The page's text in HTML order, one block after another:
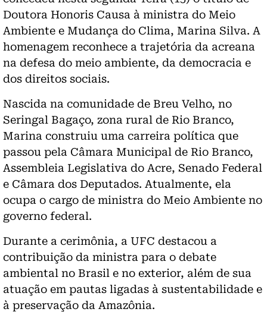
Doutora Honoris Causa à ministra do Meio
Ambiente e Mudança do Clima, Marina Silva. A
homenagem reconhece a trajetória da acreana
na defesa do meio ambiente, da democracia e
dos direitos sociais.
Nascida na comunidade de Breu Velho, no
Seringal Bagaço, zona rural de Rio Branco,
Marina construiu uma carreira política que
passou pela Câmara Municipal de Rio Branco,
Assembleia Legislativa do Acre, Senado Federal
e Câmara dos Deputados. Atualmente, ela
ocupa o cargo de ministra do Meio Ambiente no
governo federal.
Durante a cerimônia, a UFC destacou a
contribuição da ministra para o debate
ambiental no Brasil e no exterior, além de sua
atuação em pautas ligadas à sustentabilidade e
à preservação da Amazônia.